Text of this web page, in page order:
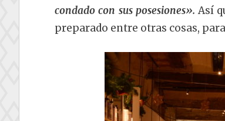
condado con sus posesiones».Así
preparado entre otras cosas,